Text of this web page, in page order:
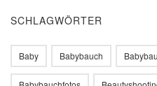
SCHLAGWÖRTER
Baby Babybauch